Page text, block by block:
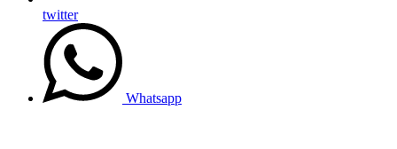
twitter
Whatsapp